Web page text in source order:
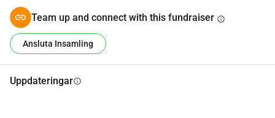
Tack för att du läser detta och blir en del av det.
Team up and connect with this fundraiser info
Ansluta Insamling
Uppdateringarinfo